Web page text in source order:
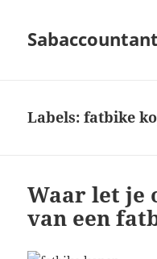
Labels: fatbike
Waar let je
van een